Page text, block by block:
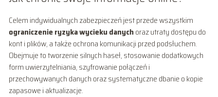
Celem indywidualnych zabezpieczeń jest przede wszystkim
ograniczenie ryzyka wycieku danych oraz utraty dostępu do
kont i plików, a także ochrona komunikacji przed podsłuchem.
Obejmuje to tworzenie silnych haseł, stosowanie dodatkowych
form uwierzytelniania, szyfrowanie połączeń i
przechowywanych danych oraz systematyczne dbanie o kopie
zapasowe i aktualizacje.